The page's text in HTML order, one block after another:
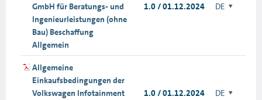
GmbH für Beratungs- und
Ingenieurleistungen (ohne
Bau) Beschaffung
Allgemein
1.0 / 01.12.2024 DE
Allgemeine
Einkaufsbedingungen der
Volkswagen Infotainment
1.0 / 01.12.2024 DE